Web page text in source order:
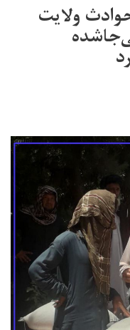
ولایت
بی‌جاشده